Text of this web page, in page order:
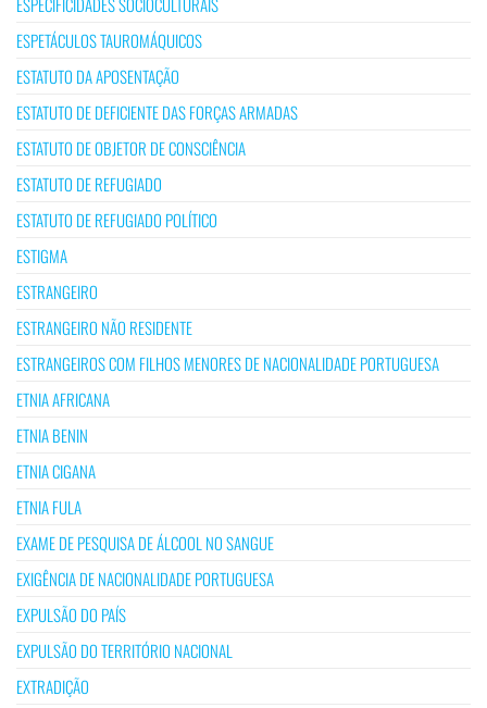
ESPETÁCULOS TAUROMÁQUICOS
ESTATUTO DA APOSENTAÇÃO
ESTATUTO DE DEFICIENTE DAS FORÇAS ARMADAS
ESTATUTO DE OBJETOR DE CONSCIÊNCIA
ESTATUTO DE REFUGIADO
ESTATUTO DE REFUGIADO POLÍTICO
ESTIGMA
ESTRANGEIRO
ESTRANGEIRO NÃO RESIDENTE
ESTRANGEIROS COM FILHOS MENORES DE NACIONALIDADE PORTUGUESA
ETNIA AFRICANA
ETNIA BENIN
ETNIA CIGANA
ETNIA FULA
EXAME DE PESQUISA DE ÁLCOOL NO SANGUE
EXIGÊNCIA DE NACIONALIDADE PORTUGUESA
EXPULSÃO DO PAÍS
EXPULSÃO DO TERRITÓRIO NACIONAL
EXTRADIÇÃO